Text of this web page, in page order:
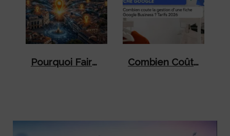
Pourquoi Faire Appel À Une Agence SEO À Montpellier Pour Développer Votre Visibilité En 2026 ? Combien Coûte La Gestion D’une Fiche Google Business En 2026 ?